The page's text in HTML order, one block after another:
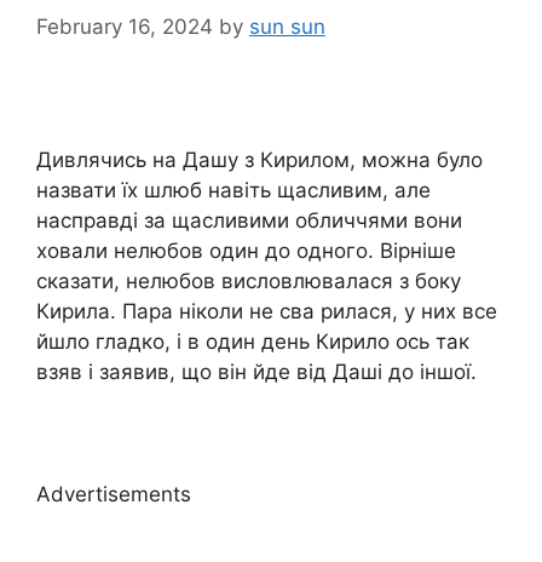
February 16, 2024 by sun sun
Дивлячись на Дашу з Кирилом, можна було
назвати їх шлюб навіть щасливим, але
насправді за щасливими обличчями вони
ховали нелюбов один до одного. Вірніше
сказати, нелюбов висловлювалася з боку
Кирила. Пара ніколи не сва рилася, у них все
йшло гладко, і в один день Кирило ось так
взяв і заявив, що він йде від Даші до іншої.
Advertisements